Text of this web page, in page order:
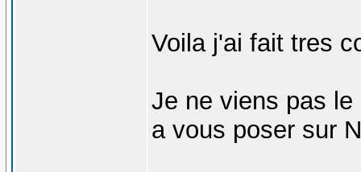
Voila j'ai fait tres
Je ne viens pas
a vous poser sur